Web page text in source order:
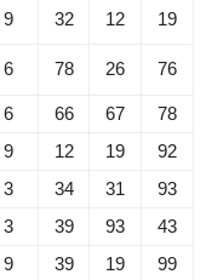
9 32 12 19
6 78 26 76
6 66 67
78
9 12 19 92
3 34 31
93
3 39 93 43
9 39 19
99